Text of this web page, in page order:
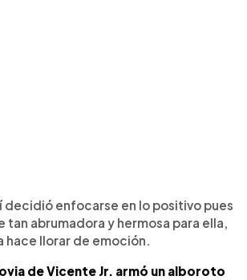
decidió enfocarse en lo positivo pues
tan abrumadora y hermosa para ella,
hace llorar de emoción.
de Vicente Jr. armó un alboroto